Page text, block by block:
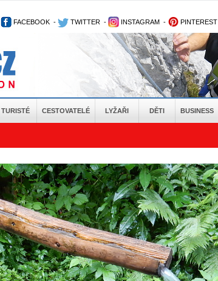
FACEBOOK - TWITTER - INSTAGRAM - PINTEREST
TURISTÉ CESTOVATELÉ LYŽAŘI DĚTI BUSINESS